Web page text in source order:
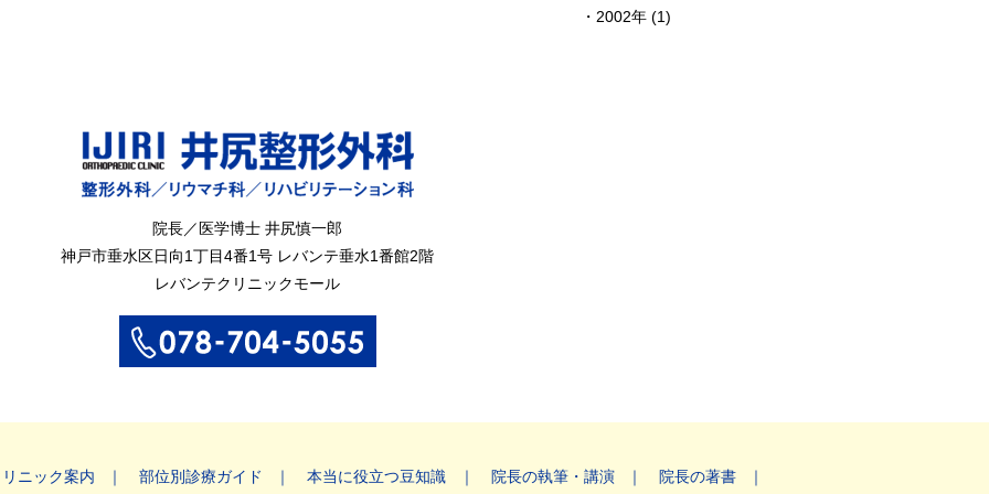
2002年 (1)
院長／医学博士 井尻慎一郎
神戸市垂水区日向1丁目4番1号 レバンテ垂水1番館2階
レバンテクリニックモール
リニック案内 部位別診療ガイド 本当に役立つ豆知識 院長の執筆・講演 院長の著書